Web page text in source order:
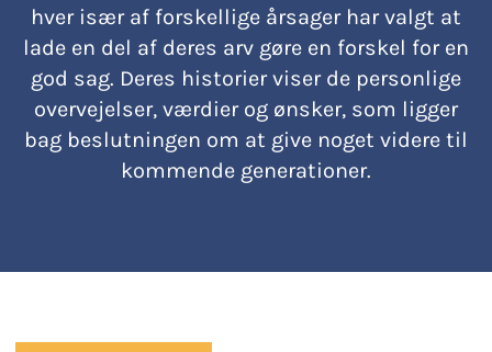
hver især af forskellige årsager har valgt at
lade en del af deres arv gøre en forskel for en
god sag. Deres historier viser de personlige
overvejelser, værdier og ønsker, som ligger
bag beslutningen om at give noget videre til
kommende generationer.